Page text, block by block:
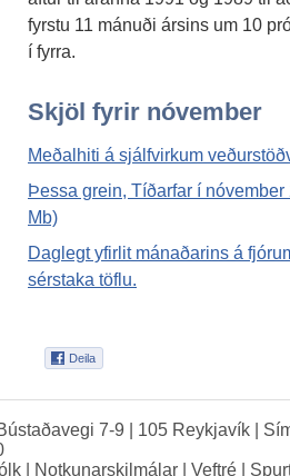
fyrstu 11 mánuði ársins um 10
í fyrra.
Skjöl fyrir nóvember
Meðalhiti á sjálfvirkum
Þessa grein, Tíðarfar í
Mb)
Daglegt yfirlit mánaðarins á
sérstaka töflu.
7-9 | 105 Reykjavík |
Notkunarskilmálar Veftré